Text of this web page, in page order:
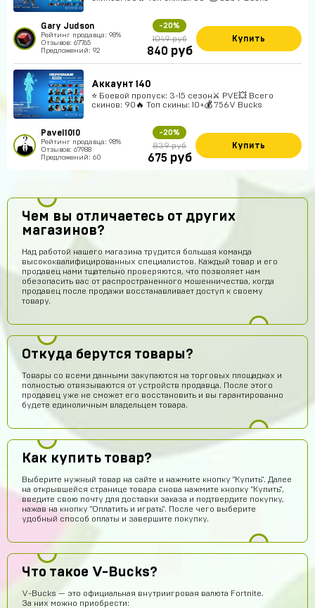
Gary Judson
Рейтинг продавца: 98%
Отзывов: 67765
Предложений: 92
-20%
1049 руб
840 руб
Купить
Аккаунт 140
⭐️ Боевой пропуск: 3-15 сезон⚔️ PVE💥 Всего
скинов: 90🔥 Топ скины: 10+💰 756V Bucks
Pavel1010
Рейтинг продавца: 98%
Отзывов: 67988
Предложений: 60
-20%
839 руб
675 руб
Купить
Чем вы отличаетесь от других
магазинов?
Над работой нашего магазина трудится большая команда
высококвалифицированных специалистов. Каждый товар и его
продавец нами тщательно проверяются, что позволяет нам
обезопасить вас от распространенного мошенничества, когда
продавец после продажи восстанавливает доступ к своему
товару.
Откуда берутся товары?
Товары со всеми данными закупаются на торговых площадках и
полностью отвязываются от устройств продавца. После этого
продавец уже не сможет его восстановить и вы гарантированно
будете единоличным владельцем товара.
Как купить товар?
Выберите нужный товар на сайте и нажмите кнопку "Купить". Далее
на открывшейся странице товара снова нажмите кнопку "Купить",
введите свою почту для доставки заказа и подтвердите покупку,
нажав на кнопку "Оплатить и играть". После чего выберите
удобный способ оплаты и завершите покупку.
Что такое V-Bucks?
V-Bucks — это официальная внутриигровая валюта Fortnite.
За них можно приобрести:
Оятилло Хаитов 14 часов назад
Точно прям уверен уже 4 акк по фри фаер всё приходит
potkukocta 13 часов назад
Сайт топ!!!
не на дешманском лол
Антон Трофимов
крута